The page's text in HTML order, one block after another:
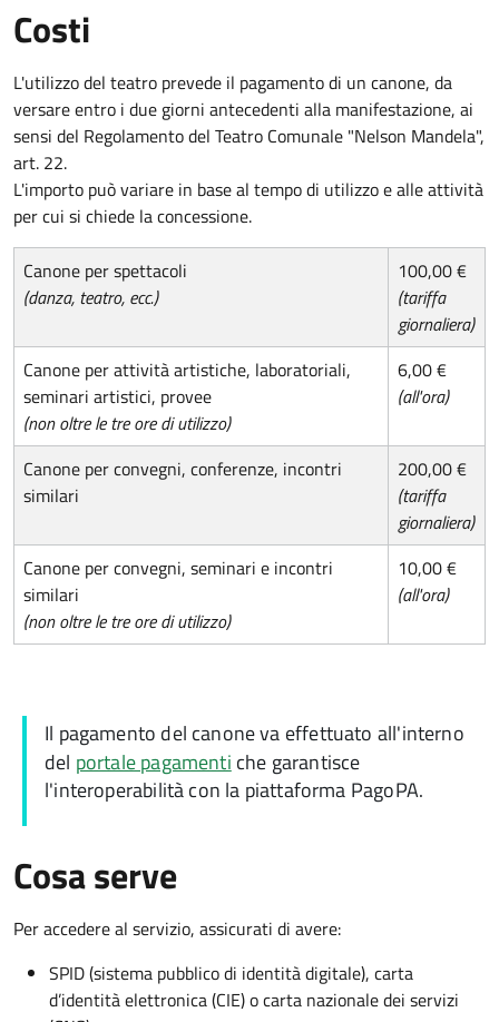
Costi
L'utilizzo del teatro prevede il pagamento di un canone, da
versare entro i due giorni antecedenti alla manifestazione, ai
sensi del Regolamento del Teatro Comunale "Nelson Mandela",
art. 22.
L'importo può variare in base al tempo di utilizzo e alle attività
per cui si chiede la concessione.
Canone per spettacoli
(danza, teatro, ecc.)
100,00 €
(tariffa
giornaliera)
Canone per attività artistiche, laboratoriali,
seminari artistici, provee
(non oltre le tre ore di utilizzo)
6,00 €
(all'ora)
Canone per convegni, conferenze, incontri
similari
200,00 €
(tariffa
giornaliera)
Canone per convegni, seminari e incontri
similari
(non oltre le tre ore di utilizzo)
10,00 €
(all'ora)
Il pagamento del canone va effettuato all'interno
del portale pagamenti che garantisce
l'interoperabilità con la piattaforma PagoPA.
Cosa serve
Per accedere al servizio, assicurati di avere:
SPID (sistema pubblico di identità digitale), carta
d’identità elettronica (CIE) o carta nazionale dei servizi